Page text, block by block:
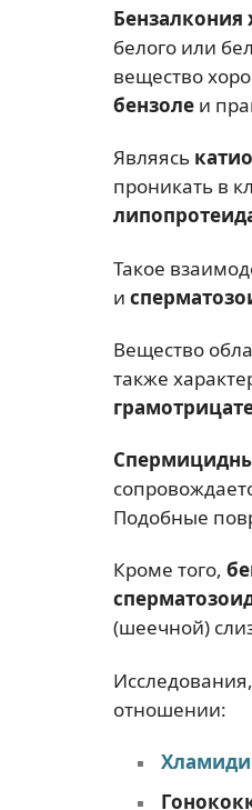
Бензалкония
белого или
вещество
бензоле и
Являясь
проникать в
Такое
и
Вещество
также
Подобные
Кроме того,
(шеечной)
отношении: